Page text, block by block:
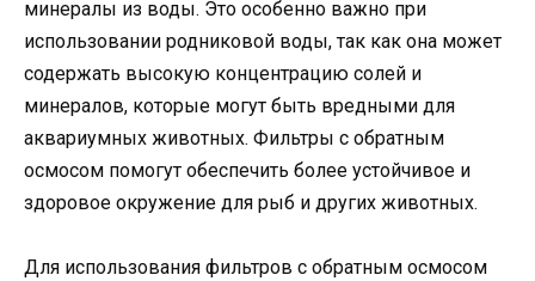
минералы из воды. Это особенно важно при
использовании родниковой воды, так как она может
содержать высокую концентрацию солей и
минералов, которые могут быть вредными для
аквариумных животных. Фильтры с обратным
осмосом помогут обеспечить более устойчивое и
здоровое окружение для рыб и других животных.
Для использования фильтров с обратным осмосом